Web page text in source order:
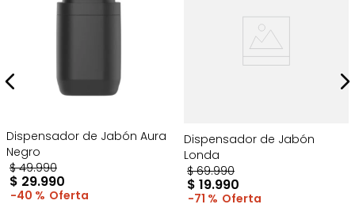
Dispensador de Jabón Aura
Negro
$ 49.990
$ 29.990
40 %
Dispensador de Jabón
Londa
$ 69.990
$ 19.990
71 %